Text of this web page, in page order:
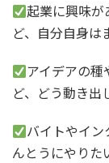
起業に興味
ど、自分自身は
アイデアの
ど、どう動き出
バイトやイン
んとうにやりた